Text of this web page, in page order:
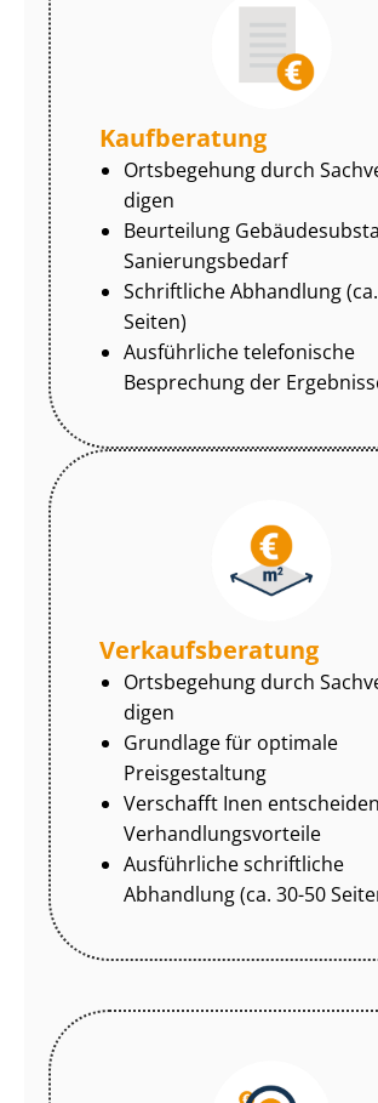
Kaufberatung
Ortsbegehung durch
di­gen
Beurteilung
Sa­nie­rungs­be­darf
Schriftliche Abhandlung
Seiten)
Ausführliche telefonische
Besprechung der
Ver­kaufs­be­ra­tung
Ortsbegehung durch
di­gen
Grundlage für optimale
Preisgestaltung
Verschafft Inen
Ver­hand­lungs­vor­tei­le
Ausführliche schriftliche
Abhandlung (ca. 30-50